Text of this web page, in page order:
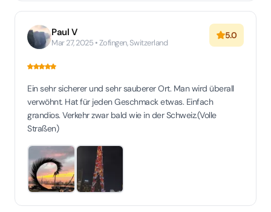
Paul V
Mar 27, 2025 • Zofingen, Switzerland
5.0
Ein sehr sicherer und sehr sauberer Ort. Man wird überall
verwöhnt. Hat für jeden Geschmack etwas. Einfach
grandios. Verkehr zwar bald wie in der Schweiz.(Volle
Straßen)